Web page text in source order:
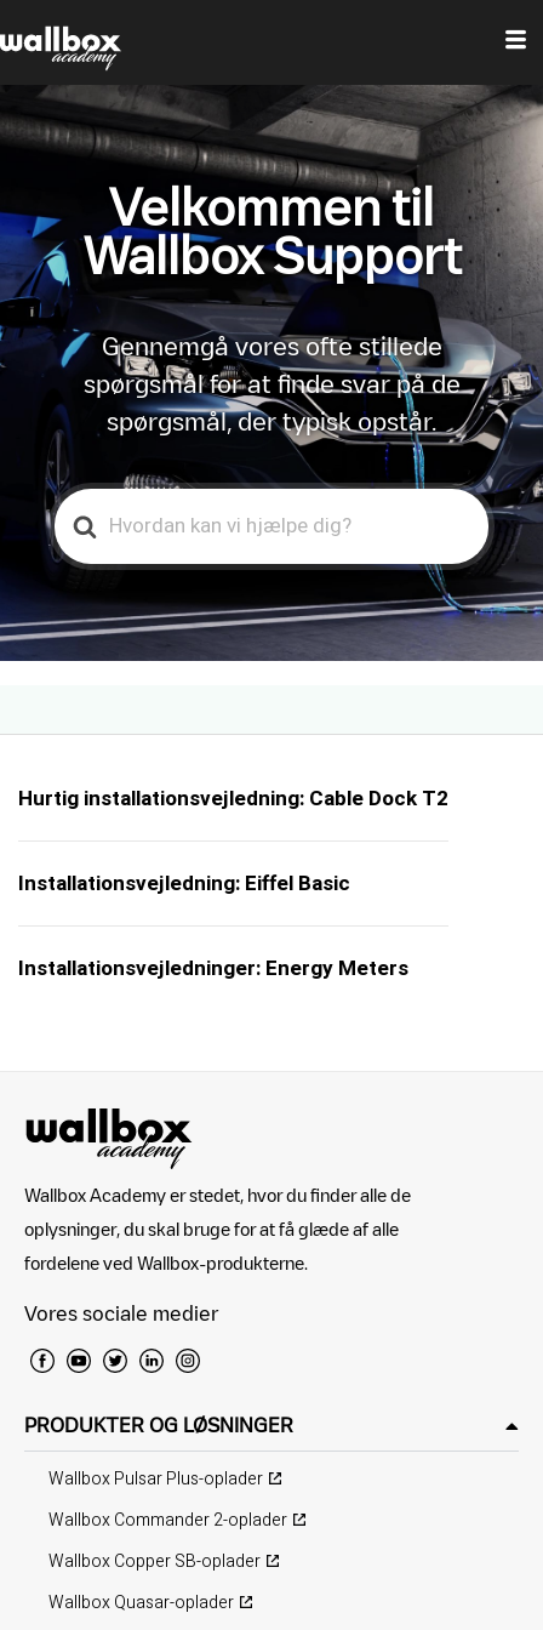
Velkommen til
Wallbox Support
Gennemgå vores ofte stillede
spørgsmål for at finde svar på de
spørgsmål, der typisk opstår.
Search
For
Hurtig installationsvejledning: Cable Dock T2
Installationsvejledning: Eiffel Basic
Installationsvejledninger: Energy Meters
Wallbox Academy er stedet, hvor du finder alle de
oplysninger, du skal bruge for at få glæde af alle
fordelene ved Wallbox-produkterne.
Vores sociale medier
PRODUKTER OG LØSNINGER
Wallbox Pulsar Plus-oplader
Wallbox Commander 2-oplader
Wallbox Copper SB-oplader
Wallbox Quasar-oplader